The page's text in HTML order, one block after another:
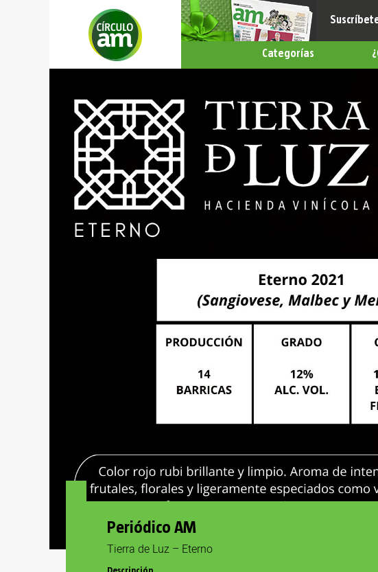
Categorías
Hoteles
Salud y belleza
Gastronomía
Hogar y
Servicios
Entretenimiento
Periódico AM
Tierra de Luz – Eterno